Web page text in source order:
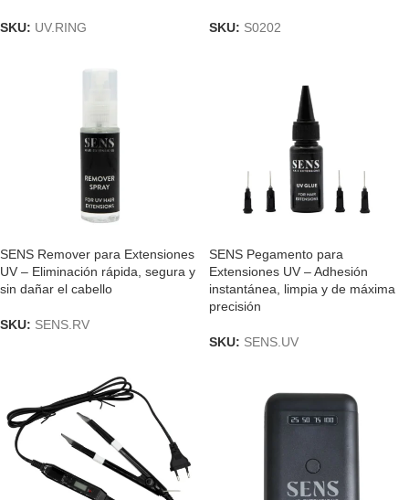
SKU: UV.RING SKU: S0202
SENS Remover para Extensiones
UV – Eliminación rápida, segura y
sin dañar el cabello
SKU: SENS.RV
SENS Pegamento para
Extensiones UV – Adhesión
instantánea, limpia y de máxima
precisión
SKU: SENS.UV